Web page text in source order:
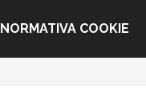
NORMATIVA COOKIE